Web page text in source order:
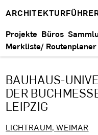
Projekte Büros
Merkliste/
BAUHAUS-
DER
LEIPZIG
LICHTRAUM, WEIMAR